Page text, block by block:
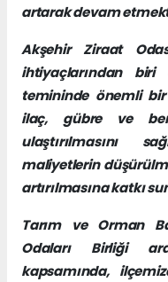
artarak devam
Akşehir Ziraat
ihtiyaçlarından
temininde önemli
ilaç, gübre ve
ulaştırılmasını
maliyetlerin
artırılmasına katkı
Tarım ve Orman
Odaları Birliği
kapsamında,